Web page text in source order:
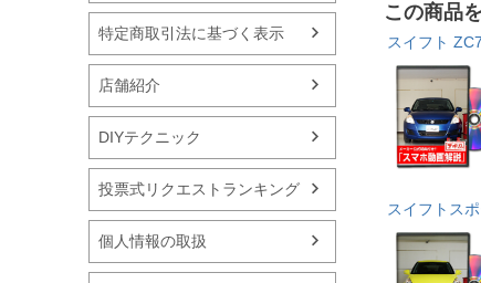
特定商取引法に基づく表示
店舗紹介
DIYテクニック
投票式リクエストランキング
個人情報の取扱
この商品
スイフト
スイフトス